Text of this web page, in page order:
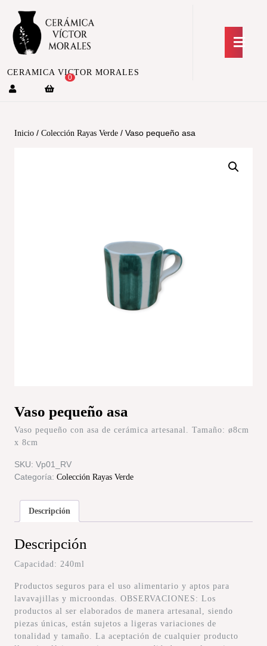
CERAMICA VICTOR MORALES
0
Inicio / Colección Rayas Verde / Vaso pequeño asa
Vaso pequeño asa
Vaso pequeño con asa de cerámica artesanal. Tamaño: ø8cm
x 8cm
SKU: Vp01_RV
Categoría: Colección Rayas Verde
Descripción
Descripción
Capacidad: 240ml
Productos seguros para el uso alimentario y aptos para
lavavajillas y microondas. OBSERVACIONES: Los
productos al ser elaborados de manera artesanal, siendo
piezas únicas, están sujetos a ligeras variaciones de
tonalidad y tamaño. La aceptación de cualquier producto